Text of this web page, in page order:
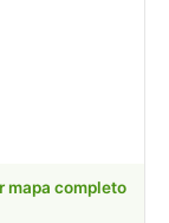
mapa completo